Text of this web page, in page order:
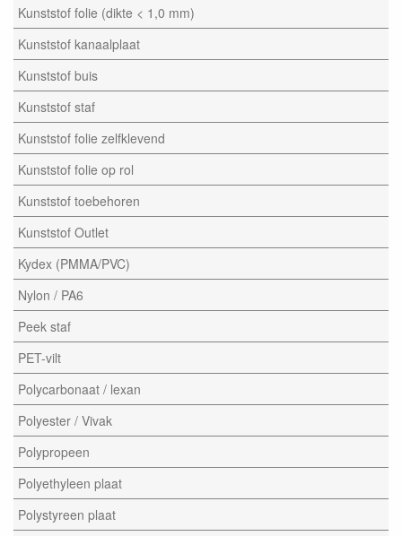
Kunststof folie (dikte < 1,0 mm)
Kunststof kanaalplaat
Kunststof buis
Kunststof staf
Kunststof folie zelfklevend
Kunststof folie op rol
Kunststof toebehoren
Kunststof Outlet
Kydex (PMMA/PVC)
Nylon / PA6
Peek staf
PET-vilt
Polycarbonaat / lexan
Polyester / Vivak
Polypropeen
Polyethyleen plaat
Polystyreen plaat